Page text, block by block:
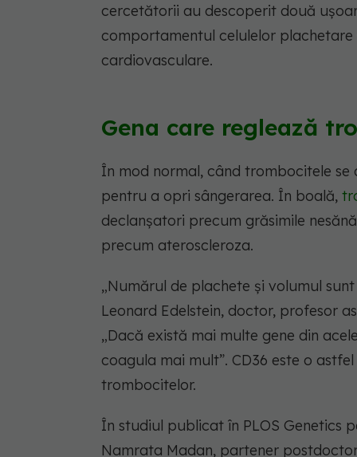
cercetătorii au descoperit două
comportamentul celulelor
cardiovasculare.
Gena care reglează
În mod normal, când trombocitele se
pentru a opri sângerarea. În boală,
declanșatori precum grăsimile
precum ateroscleroza.
„Numărul de plachete și volumul
Leonard Edelstein, doctor, profesor
„Dacă există mai multe gene din
coagula mai mult”. CD36 este o
trombocitelor.
În studiul publicat în PLOS Genetics
Namrata Madan, partener